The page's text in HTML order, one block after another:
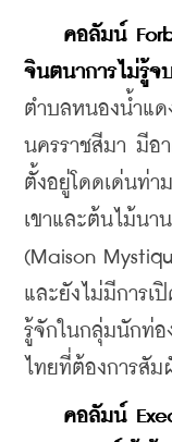
คอลัมน์
จินตนาการไม่รู้
ตำบลหนองน้ำแ
นครราชสีมา มีอ
ตั้งอยู่โดดเด่นท่า
เขาและต้นไม้นา
(Maison
และยังไม่มีการเ
รู้จักในกลุ่มนักท่อ
ไทยที่ต้องการสั
คอลัมน์